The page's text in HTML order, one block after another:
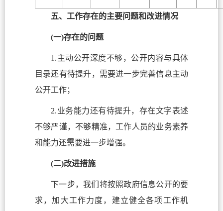
五、工作存在的主要问题和改进情况
(一)存在的问题
1.主动公开深度不够，公开内容与具体
目录还有待提升，需要进一步完善信息主动
公开工作；
2.业务能力还有待提升，存在文字表述
不够严谨，不够精准，工作人员的业务素养
和能力还需要进一步增强。
(二)改进措施
下一步，我们将按照政府信息公开的要
求，加大工作力度，建立健全各项工作机